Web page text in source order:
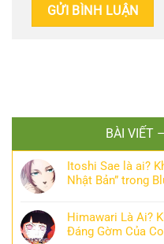
BÀI VIẾT
Itoshi Sae là ai?
Nhật Bản” trong
Himawari Là Ai?
Đáng Gờm Của